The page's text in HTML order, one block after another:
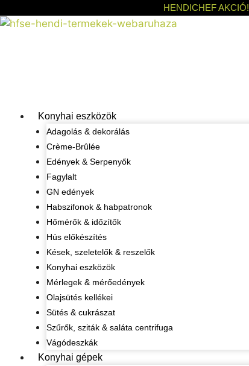
a
HENDICHEF AKCIÓ!
Konyhai eszközök
Adagolás & dekorálás
Crème-Brûlée
Edények & Serpenyők
Fagylalt
GN edények
Habszifonok & habpatronok
Hőmérők & időzítők
Hús előkészítés
Kések, szeletelők & reszelők
Konyhai eszközök
Mérlegek & mérőedények
Olajsütés kellékei
Sütés & cukrászat
Szűrők, sziták & saláta centrifuga
Vágódeszkák
Konyhai gépek